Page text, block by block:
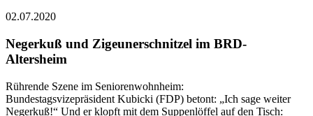
02.07.2020
Negerkuß und Zigeunerschnitzel im BRD-
Altersheim
Rührende Szene im Seniorenwohnheim:
Bundestagsvizepräsident Kubicki (FDP) betont: „Ich sage weiter
Negerkuß!“ Und er klopft mit dem Suppenlöffel auf den Tisch: